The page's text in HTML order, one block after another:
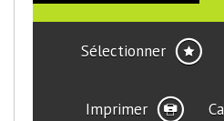
Sélectionner
Imprimer